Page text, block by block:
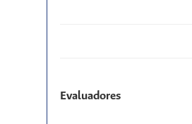
Evaluadores